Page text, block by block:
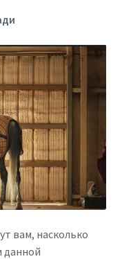
вам, насколько
данной